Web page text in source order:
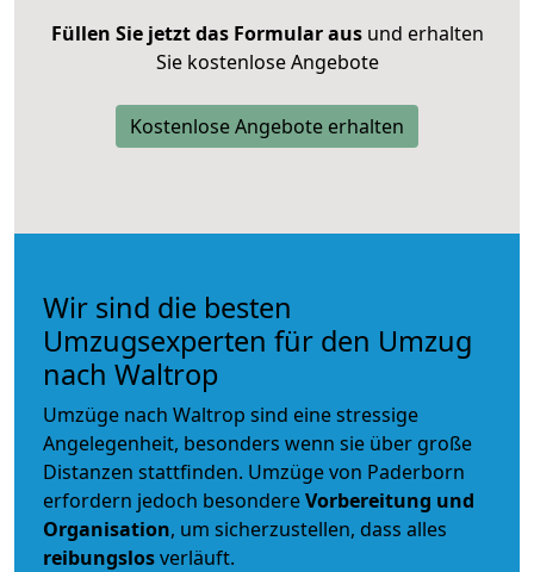
Füllen Sie jetzt das Formular ausund erhalten
Sie kostenlose Angebote
Kostenlose Angebote erhalten
Wir sind die besten
Umzugsexperten für den Umzug
nach Waltrop
Umzüge nach Waltrop sind eine stressige
Angelegenheit, besonders wenn sie über große
Distanzen stattfinden. Umzüge von Paderborn
erfordern jedoch besondereVorbereitung und
Organisation, um sicherzustellen, dass alles
reibungslosverläuft.